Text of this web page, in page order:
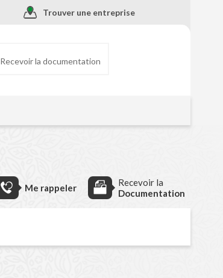
Trouver une entreprise
Recevoir la documentation
Me rappeler
Recevoir la
Documentation